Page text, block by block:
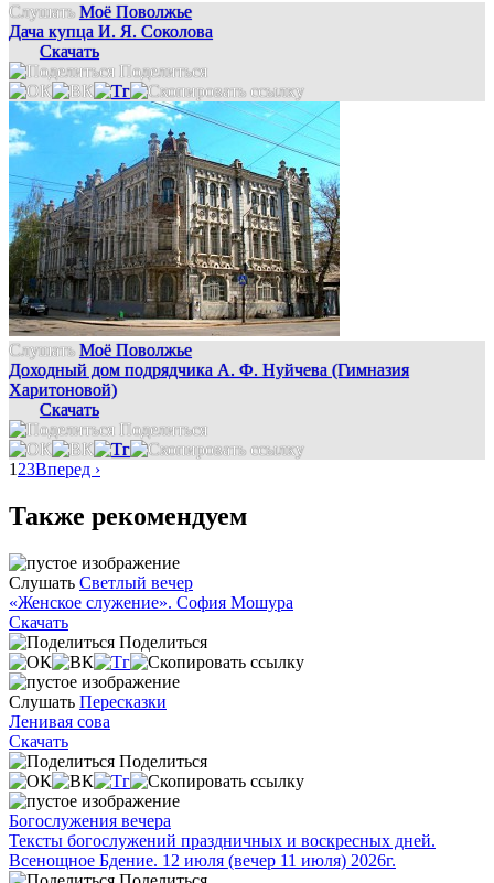
Слушать Моё Поволжье
Дача купца И. Я. Соколова
Скачать
Поделиться
Слушать Моё Поволжье
Доходный дом подрядчика А. Ф. Нуйчева (Гимназия
Харитоновой)
Скачать
Поделиться
1 23Вперед ›
Также рекомендуем
Слушать Светлый вечер
«Женское служение». София Мошура
Скачать
Поделиться
Слушать Пересказки
Ленивая сова
Скачать
Поделиться
Богослужения вечера
Тексты богослужений праздничных и воскресных дней.
Всенощное Бдение. 12 июля (вечер 11 июля) 2026г.